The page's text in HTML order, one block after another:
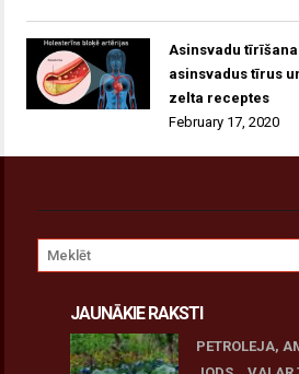
Asinsvadu
asinsvadus tīrus
zelta receptes
February 17, 2020
JAUNĀKIE RAKSTI
PETROLEJA,